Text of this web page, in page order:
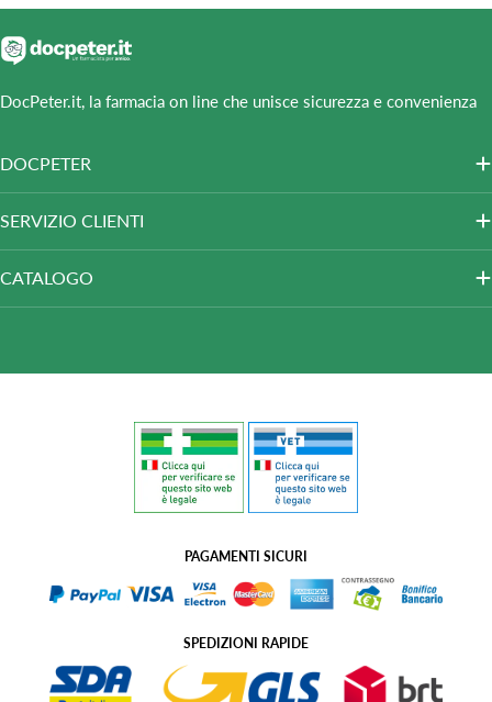
DocPeter.it, la farmacia on line che unisce sicurezza e convenienza
DOCPETER
SERVIZIO CLIENTI
CATALOGO
PAGAMENTI SICURI
SPEDIZIONI RAPIDE